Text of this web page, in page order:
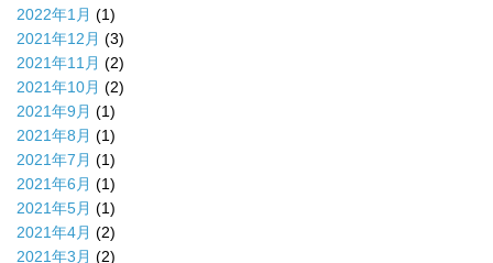
2022年1月 (1)
2021年12月 (3)
2021年11月 (2)
2021年10月 (2)
2021年9月 (1)
2021年8月 (1)
2021年7月 (1)
2021年6月 (1)
2021年5月 (1)
2021年4月 (2)
2021年3月 (2)